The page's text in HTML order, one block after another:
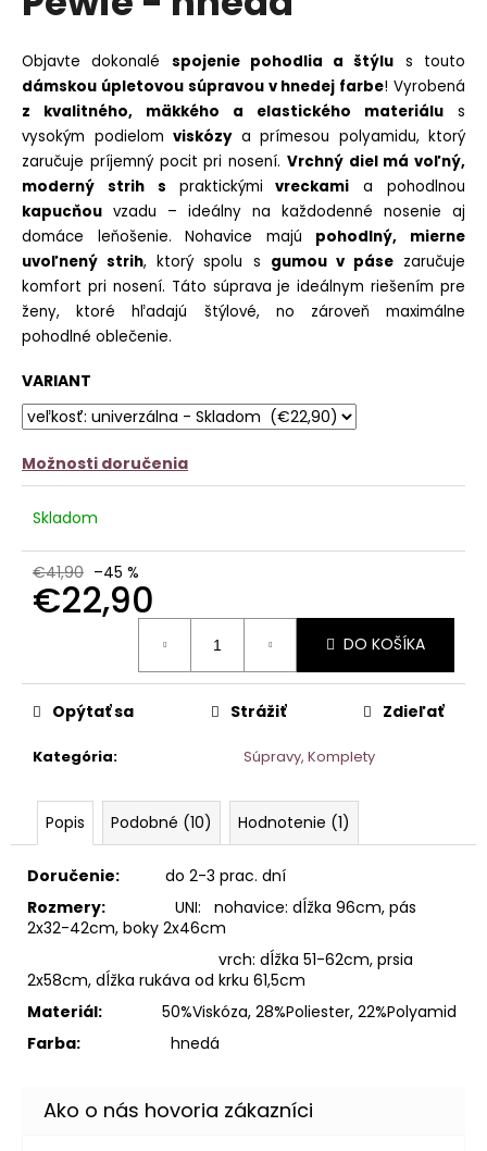
hviezdičiek.
Objavte dokonalé spojenie pohodlia a štýlu s touto
dámskou úpletovou súpravou v hnedej farbe! Vyrobená
z kvalitného, mäkkého a elastického materiálu s
vysokým podielom viskózya prímesou polyamidu, ktorý
zaručuje príjemný pocit pri nosení. Vrchný diel má voľný,
moderný strih s praktickými vreckami a pohodlnou
kapucňou vzadu – ideálny na každodenné nosenie aj
domáce leňošenie. Nohavice majú pohodlný, mierne
uvoľnený strih, ktorý spolu s gumou v pásezaručuje
komfort pri nosení. Táto súprava je ideálnym riešením pre
ženy, ktoré hľadajú štýlové, no zároveň maximálne
pohodlné oblečenie.
VARIANT
Možnosti doručenia
Skladom
€41,90 –45 %
€22,90
DO KOŠÍKA
Kategória: Súpravy, Komplety
Opýtať sa Strážiť Zdieľať
Popis Podobné (10) Hodnotenie (1)
Doručenie: do 2-3 prac. dní
Rozmery: UNI: nohavice: dĺžka 96cm, pás
2x32-42cm, boky 2x46cm
vrch: dĺžka 51-62cm, prsia
2x58cm, dĺžka rukáva od krku 61,5cm
Materiál:
50%Viskóza, 28%Poliester, 22%Polyamid
Farba:
hnedá
m
e
KOŠEĽOVÉ
ŠATY
ABSTRACT
€20,90